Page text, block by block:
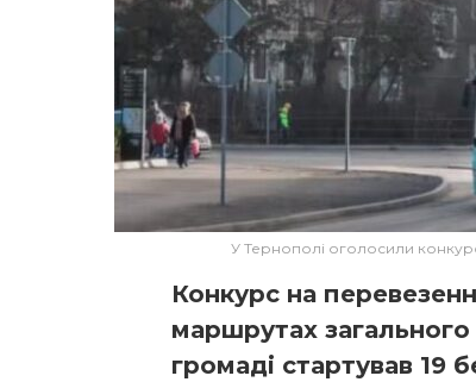
У Тернополі оголосили
Конкурс на
маршрутах загального
громаді стартував 19